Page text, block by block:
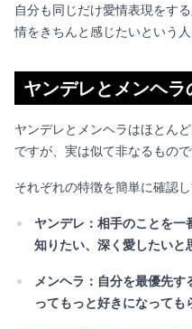
自分も同じだけ愛情表現をす
情をきちんと感じたいという
ヤンデレとメンヘラ
ヤンデレとメンヘラはほとん
ですが、実は似て非なるもので
それぞれの特徴を簡単に確認し
ヤンデレ：相手のことを
知りたい、深く愛したいと
メンヘラ：自分を最優先
ってもっと好きになっても